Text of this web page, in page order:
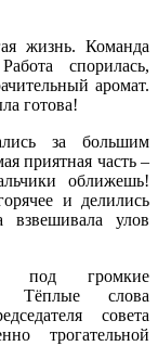
жизнь. Команда
спорилась,
аромат.
готова!
за большим
приятная часть –
оближешь!
и делились
взвешивала улов
под громкие
Тёплые слова
совета
трогательной